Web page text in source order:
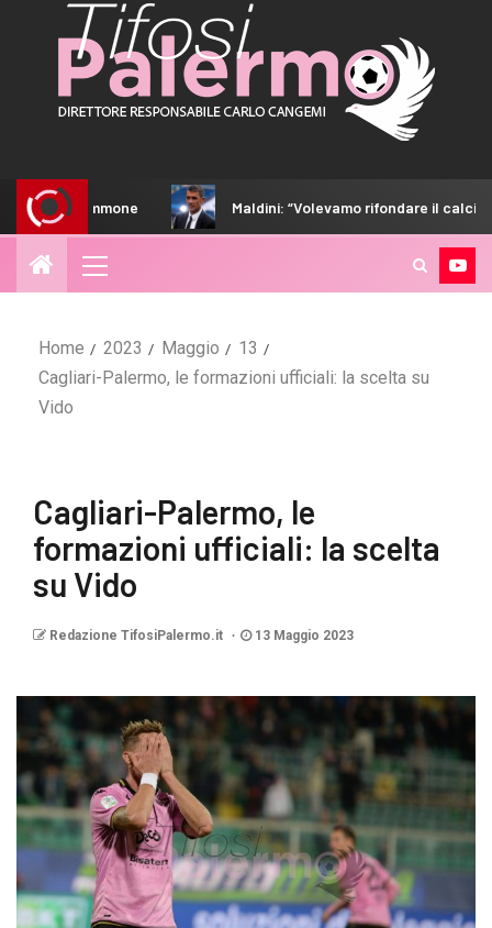
Maldini: “Volevamo rifondare il calcio italiano.
Home 2023 Maggio
13
Cagliari-Palermo, le formazioni ufficiali: la scelta su
Vido
Cagliari-Palermo, le
formazioni ufficiali: la scelta
su Vido
Redazione TifosiPalermo.it 13 Maggio 2023